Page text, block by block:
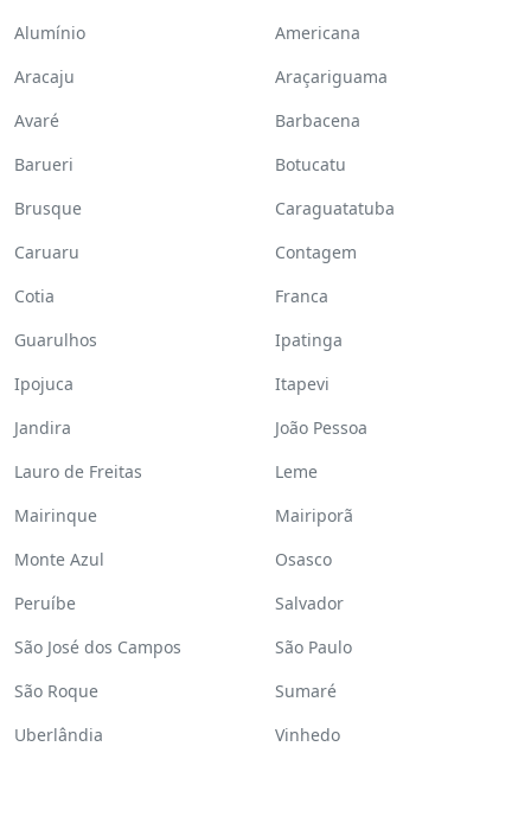
Alumínio
Americana
Aracaju
Araçariguama
Avaré
Barbacena
Barueri
Botucatu
Brusque
Caraguatatuba
Caruaru
Contagem
Cotia
Franca
Guarulhos
Ipatinga
Ipojuca
Itapevi
Jandira
João Pessoa
Lauro de Freitas
Leme
Mairinque
Mairiporã
Monte Azul
Osasco
Peruíbe
Salvador
São José dos Campos
São Paulo
São Roque
Sumaré
Uberlândia
Vinhedo